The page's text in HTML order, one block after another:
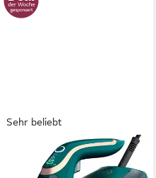
Sehr beliebt
Dampfbügeleisen